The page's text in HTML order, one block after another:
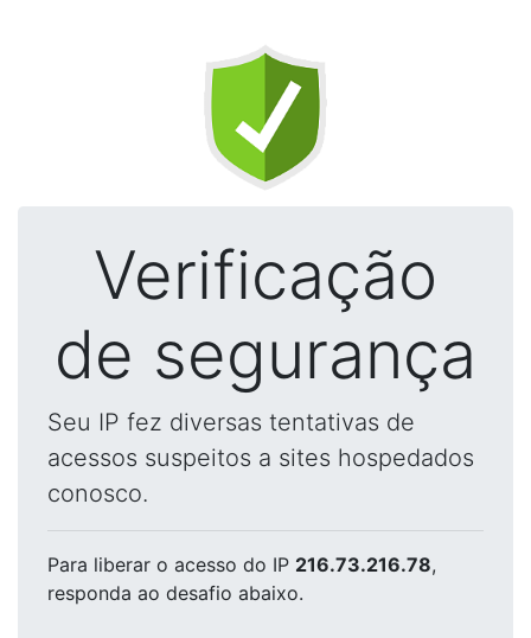
Verificação
de segurança
Seu IP fez diversas tentativas de
acessos suspeitos a sites hospedados
conosco.
Para liberar o acesso do IP 216.73.216.78,
responda ao desafio abaixo.